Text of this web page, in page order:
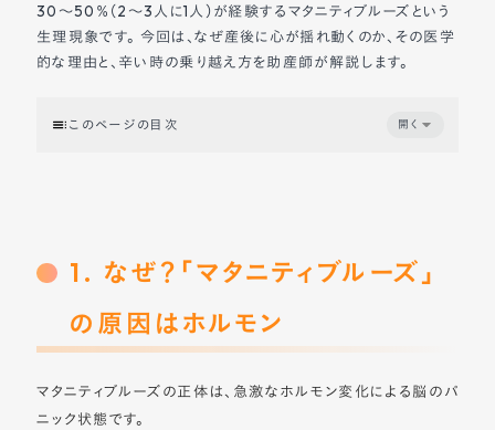
30〜50％（2〜3人に1人）が経験するマタニティブルーズという
生理現象です。 今回は、なぜ産後に心が揺れ動くのか、その医学
的な理由と、辛い時の乗り越え方を助産師が解説します。
このページの目次 開く
4. 「産後うつ」との違いは？
まとめ
1. なぜ？「マタニティブルーズ」
の原因はホルモン
マタニティブルーズの正体は、急激なホルモン変化による脳のパ
ニック状態です。